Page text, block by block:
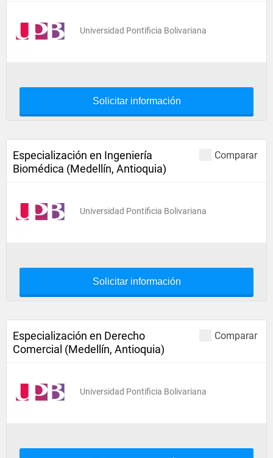
Universidad Pontificia Bolivariana
Solicitar información
Comparar
Especialización en Ingeniería
Biomédica (Medellín, Antioquia)
Universidad Pontificia Bolivariana
Solicitar información
Comparar
Especialización en Derecho
Comercial (Medellín, Antioquia)
Universidad Pontificia Bolivariana